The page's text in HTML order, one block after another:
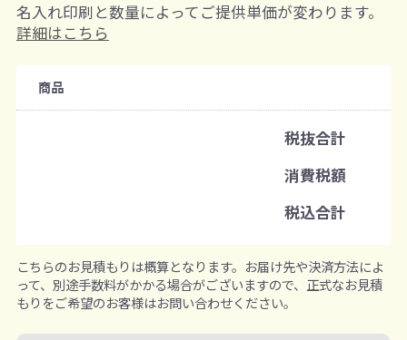
購入条件
既製品：100個から
名入れあり：100個から
※既製品サンプルは各色3個まで
名入れ印刷と数量によってご提供単価が変わります。
詳細はこちら
商品
税抜合計
消費税額
税込合計
こちらのお見積もりは概算となります。お届け先や決済方法によ
って、別途手数料がかかる場合がございますので、正式なお見積
もりをご希望のお客様はお問い合わせください。